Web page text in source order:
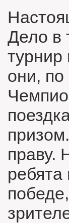
Дело в
турнир
они,
праву.